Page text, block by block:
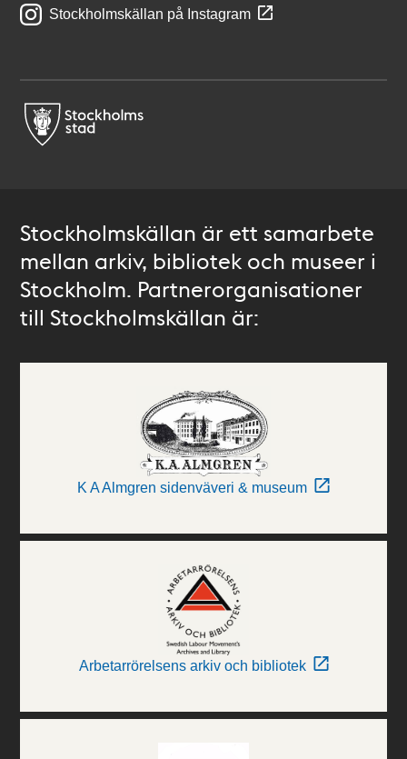
Stockholmskällan på Instagram
Stockholmskällan är ett samarbete
mellan arkiv, bibliotek och museer i
Stockholm. Partnerorganisationer
till Stockholmskällan är:
K A Almgren sidenväveri & museum
Arbetarrörelsens arkiv och bibliotek